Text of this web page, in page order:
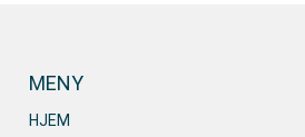
MENY
HJEM